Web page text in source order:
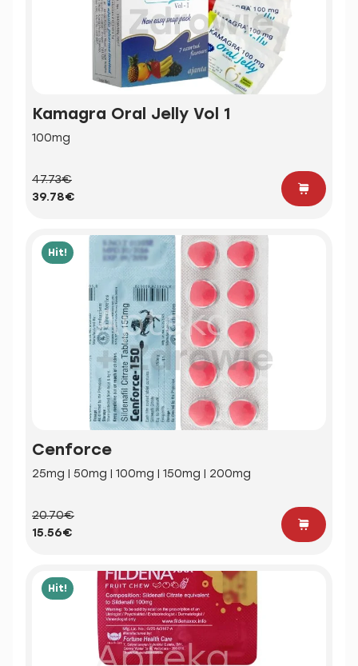
Kamagra Oral Jelly Vol 1
100mg
47.73€
39.78€
Hit!
Cenforce
25mg | 50mg | 100mg | 150mg | 200mg
20.70€
15.56€
Hit!